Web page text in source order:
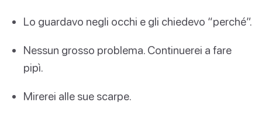
Lo guardavo negli occhi e gli chiedevo “perché”.
Nessun grosso problema. Continuerei a fare
pipì.
Mirerei alle sue scarpe.